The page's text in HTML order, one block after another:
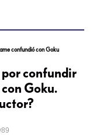
confundió con Goku
confundir
Goku.